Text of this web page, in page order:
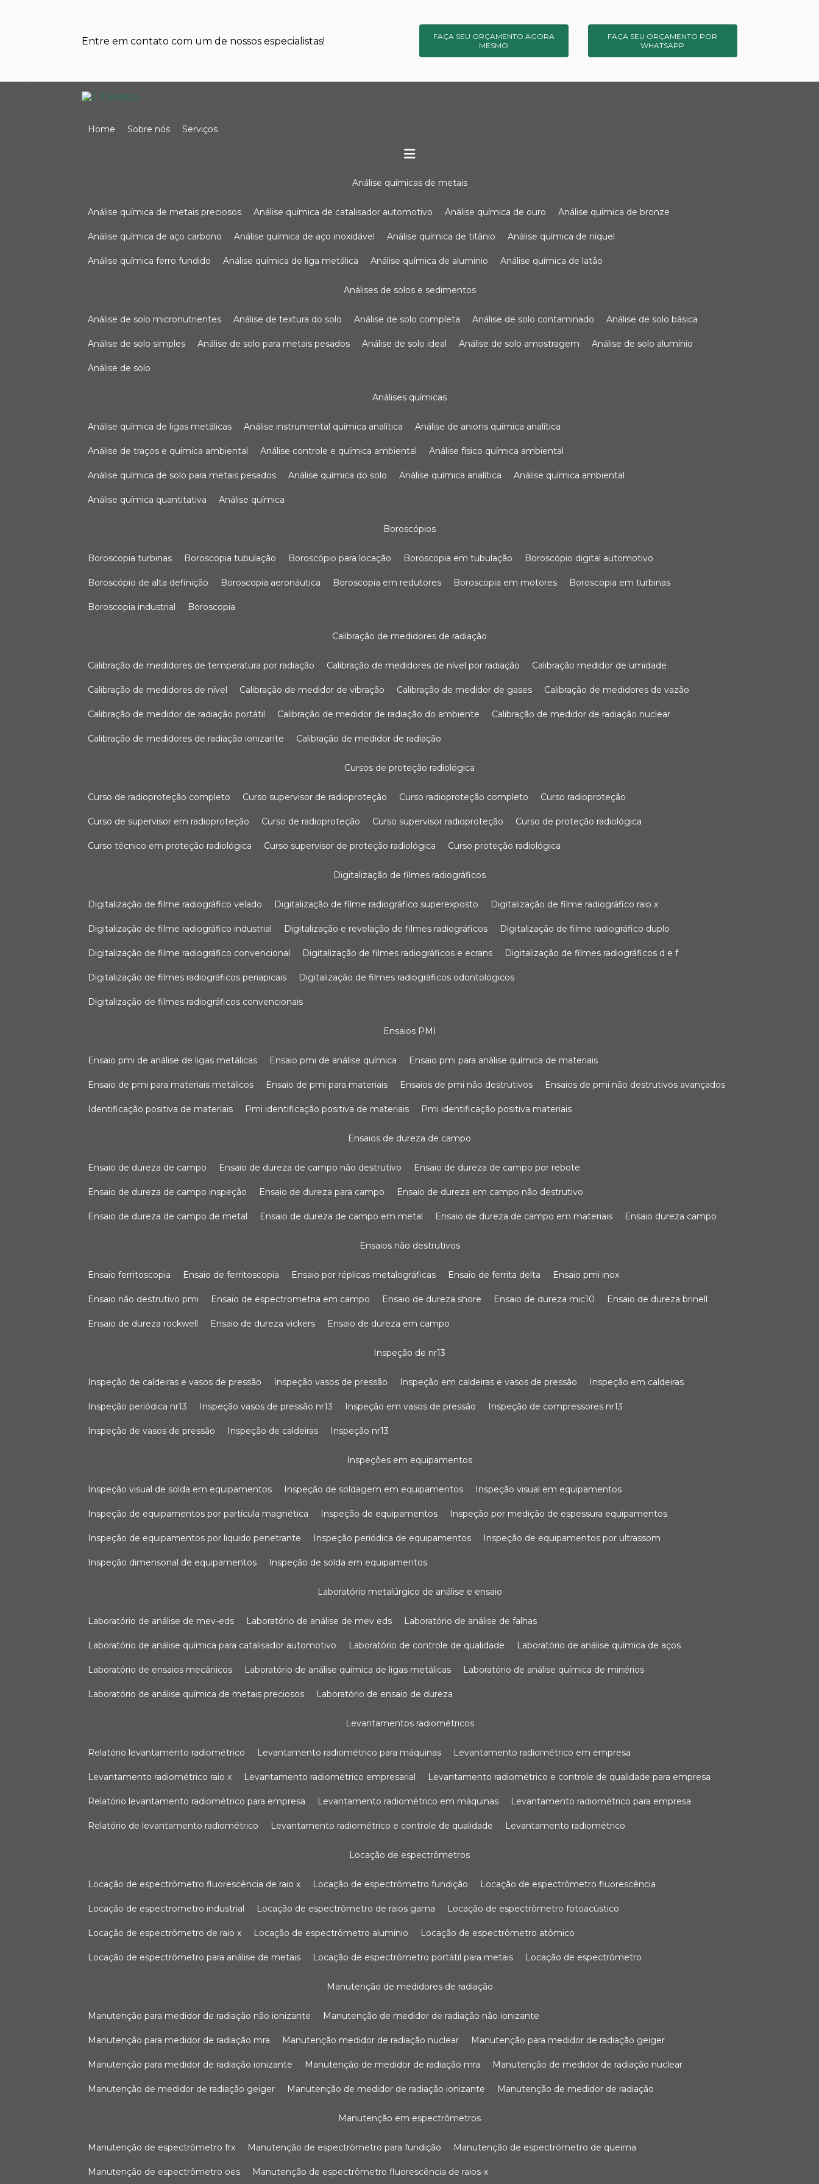
Entre em contato com um de nossos especialistas!
FAÇA SEU ORÇAMENTO AGORA
MESMO
FAÇA SEU ORÇAMENTO POR
WHATSAPP
Home Sobre nós Serviços
análise químicas de metais
análise química de metais preciosos análise química de catalisador automotivo análise química de ouro análise química de bronze
análise química de aço carbono análise química de aço inoxidável análise química de titânio análise química de níquel
análise química ferro fundido análise química de liga metálica análise química de aluminio análise química de latão
análises de solos e sedimentos
análise de solo micronutrientes análise de textura do solo análise de solo completa análise de solo contaminado análise de solo básica
análise de solo simples análise de solo para metais pesados análise de solo ideal análise de solo amostragem análise de solo alumínio
análise de solo
análises químicas
análise química de ligas metálicas análise instrumental química analítica análise de anions química analítica
análise de traços e química ambiental análise controle e química ambiental análise físico química ambiental
análise química de solo para metais pesados análise química do solo análise química analítica análise química ambiental
análise química quantitativa análise química
boroscópios
boroscopia turbinas boroscopia tubulação boroscópio para locação boroscopia em tubulação boroscópio digital automotivo
boroscópio de alta definição boroscopia aeronáutica boroscopia em redutores boroscopia em motores boroscopia em turbinas
boroscopia industrial boroscopia
calibração de medidores de radiação
calibração de medidores de temperatura por radiação calibração de medidores de nível por radiação calibração medidor de umidade
calibração de medidores de nível calibração de medidor de vibração calibração de medidor de gases calibração de medidores de vazão
calibração de medidor de radiação portátil calibração de medidor de radiação do ambiente calibração de medidor de radiação nuclear
calibração de medidores de radiação ionizante calibração de medidor de radiação
cursos de proteção radiológica
curso de radioproteção completo curso supervisor de radioproteção curso radioproteção completo curso radioproteção
curso de supervisor em radioproteção curso de radioproteção curso supervisor radioproteção curso de proteção radiológica
curso técnico em proteção radiológica curso supervisor de proteção radiológica curso proteção radiológica
digitalização de filmes radiográficos
digitalização de filme radiográfico velado digitalização de filme radiográfico superexposto digitalização de filme radiográfico raio x
digitalização de filme radiográfico industrial digitalização e revelação de filmes radiográficos digitalização de filme radiográfico duplo
digitalização de filme radiográfico convencional digitalização de filmes radiográficos e ecrans digitalização de filmes radiográficos d e f
digitalização de filmes radiográficos periapicais digitalização de filmes radiográficos odontológicos
digitalização de filmes radiográficos convencionais
ensaios PMI
ensaio pmi de análise de ligas metálicas ensaio pmi de análise química ensaio pmi para análise química de materiais
ensaio de pmi para materiais metálicos ensaio de pmi para materiais ensaios de pmi não destrutivos ensaios de pmi não destrutivos avançados
identificação positiva de materiais pmi identificação positiva de materiais pmi identificação positiva materiais
ensaios de dureza de campo
ensaio de dureza de campo ensaio de dureza de campo não destrutivo ensaio de dureza de campo por rebote
ensaio de dureza de campo inspeção ensaio de dureza para campo ensaio de dureza em campo não destrutivo
ensaio de dureza de campo de metal ensaio de dureza de campo em metal ensaio de dureza de campo em materiais ensaio dureza campo
ensaios não destrutivos
ensaio ferritoscopia ensaio de ferritoscopia ensaio por réplicas metalográficas ensaio de ferrita delta ensaio pmi inox
ensaio não destrutivo pmi ensaio de espectrometria em campo ensaio de dureza shore ensaio de dureza mic10 ensaio de dureza brinell
ensaio de dureza rockwell ensaio de dureza vickers ensaio de dureza em campo
inspeção de nr13
inspeção de caldeiras e vasos de pressão inspeção vasos de pressão inspeção em caldeiras e vasos de pressão inspeção em caldeiras
inspeção periódica nr13 inspeção vasos de pressão nr13 inspeção em vasos de pressão inspeção de compressores nr13
inspeção de vasos de pressão inspeção de caldeiras inspeção nr13
inspeções em equipamentos
inspeção visual de solda em equipamentos inspeção de soldagem em equipamentos inspeção visual em equipamentos
inspeção de equipamentos por partícula magnética inspeção de equipamentos inspeção por medição de espessura equipamentos
inspeção de equipamentos por liquido penetrante inspeção periódica de equipamentos inspeção de equipamentos por ultrassom
inspeção dimensonal de equipamentos inspeção de solda em equipamentos
laboratório metalúrgico de análise e ensaio
laboratório de análise de mev-eds laboratório de análise de mev eds laboratório de análise de falhas
laboratório de análise química para catalisador automotivo laboratório de controle de qualidade laboratório de análise química de aços
laboratório de ensaios mecânicos laboratório de análise química de ligas metálicas laboratório de análise química de minérios
laboratório de análise química de metais preciosos laboratório de ensaio de dureza
levantamentos radiométricos
relatório levantamento radiométrico levantamento radiométrico para máquinas levantamento radiométrico em empresa
levantamento radiométrico raio x levantamento radiométrico empresarial levantamento radiométrico e controle de qualidade para empresa
relatório levantamento radiométrico para empresa levantamento radiométrico em máquinas levantamento radiométrico para empresa
relatório de levantamento radiométrico levantamento radiométrico e controle de qualidade levantamento radiométrico
locação de espectrômetros
locação de espectrômetro fluorescência de raio x locação de espectrômetro fundição locação de espectrômetro fluorescência
locação de espectrometro industrial locação de espectrômetro de raios gama locação de espectrômetro fotoacústico
locação de espectrômetro de raio x locação de espectrômetro alumínio locação de espectrômetro atômico
locação de espectrômetro para análise de metais locação de espectrômetro portátil para metais locação de espectrômetro
manutenção de medidores de radiação
manutenção para medidor de radiação não ionizante manutenção de medidor de radiação não ionizante
manutenção para medidor de radiação mra manutenção medidor de radiação nuclear manutenção para medidor de radiação geiger
manutenção para medidor de radiação ionizante manutenção de medidor de radiação mra manutenção de medidor de radiação nuclear
manutenção de medidor de radiação geiger manutenção de medidor de radiação ionizante manutenção de medidor de radiação
manutenção em espectrômetros
manutenção de espectrômetro frx manutenção de espectrômetro para fundição manutenção de espectrômetro de queima
manutenção de espectrômetro oes manutenção de espectrômetro fluorescência de raios-x